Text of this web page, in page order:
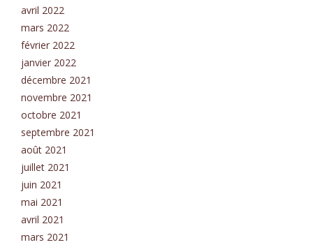
avril 2022
mars 2022
février 2022
janvier 2022
décembre 2021
novembre 2021
octobre 2021
septembre 2021
août 2021
juillet 2021
juin 2021
mai 2021
avril 2021
mars 2021